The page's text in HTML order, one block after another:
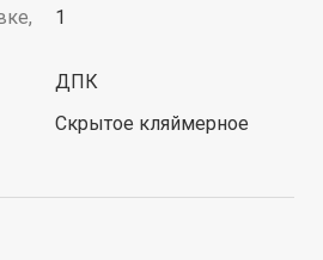
1
ДПК
Скрытое кляймерное